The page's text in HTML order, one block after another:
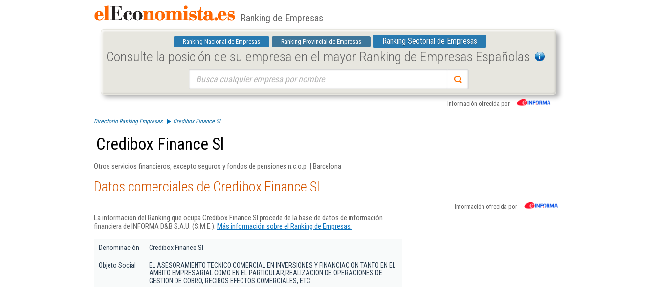
Ranking de Empresas
Ranking Nacional de Empresas Ranking Provincial de Empresas Ranking Sectorial de Empresas
Consulte la posición de su empresa en el mayor Ranking de Empresas Españolas
Información ofrecida por
Directorio Ranking Empresas Credibox Finance Sl
Credibox Finance Sl
Otros servicios financieros, excepto seguros y fondos de pensiones n.c.o.p. | Barcelona
Datos comerciales de Credibox Finance Sl
Información ofrecida por
La información del Ranking que ocupa Credibox Finance Sl procede de la base de datos de información
financiera de INFORMA D&B S.A.U. (S.M.E.). Más información sobre el Ranking de Empresas.
Denominación Credibox Finance Sl
Objeto Social
EL ASESORAMIENTO TECNICO COMERCIAL EN INVERSIONES Y FINANCIACION TANTO EN EL
AMBITO EMPRESARIAL COMO EN EL PARTICULAR,REALIZACION DE OPERACIONES DE
GESTION DE COBRO, RECIBOS EFECTOS COMERCIALES, ETC.